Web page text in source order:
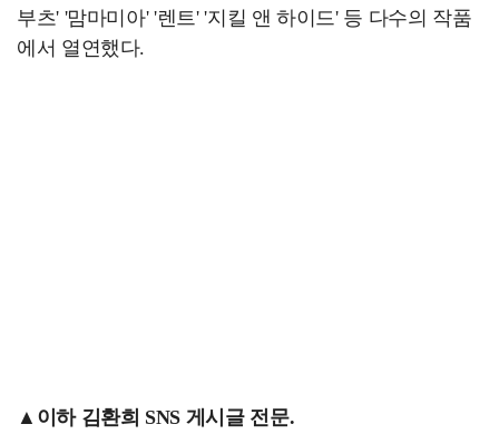
부츠' '맘마미아' '렌트' '지킬 앤 하이드' 등 다수의 작품
에서 열연했다.
▲이하 김환희 SNS 게시글 전문.